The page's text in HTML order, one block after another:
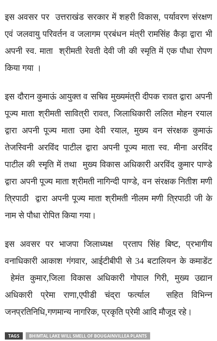
इस अवसर पर उत्तराखंड सरकार में शहरी विकास, पर्यावरण संरक्षण
एवं जलवायु परिवर्तन व जलागम प्रबंधन मंत्री रामसिंह कैड़ा द्वारा भी
अपनी स्व. माता श्रीमती रेवती देवी जी की स्मृति में एक पौधा रोपण
किया गया ।
इस दौरान कुमाऊं आयुक्त व सचिव मुख्यमंत्री दीपक रावत द्वारा अपनी
पूज्य माता श्रीमती सावित्री रावत, जिलाधिकारी ललित मोहन रयाल
द्वारा अपनी पूज्य माता उमा देवी रयाल, मुख्य वन संरक्षक कुमाऊं
तेजस्विनी अरविंद पाटील द्वारा अपनी पूज्य माता स्व. मीना अरविंद
पाटील की स्मृति में तथा मुख्य विकास अधिकारी अरविंद कुमार पाण्डे
द्वारा अपनी पूज्य माता श्रीमती नागिन्दी पाण्डे, वन संरक्षक नितीश मणी
त्रिपाठी द्वारा अपनी पूज्य माता श्रीमती नीलम मणी त्रिपाठी जी के
नाम से पौधा रोपित किया गया।
इस अवसर पर भाजपा जिलाध्यक्ष प्रताप सिंह बिष्ट, प्रभागीय
वनाधिकारी आकाश गंगवार, आईटीबीपी से 34 बटालियन के कमाडेंट
हेमंत कुमार,जिला विकास अधिकारी गोपाल गिरी, मुख्य उद्यान
अधिकारी प्रेमा राणा,एपीडी चंद्रा फर्त्याल सहित विभिन्न
जनप्रतिनिधि,गणमान्य नागरिक, प्रकृति प्रेमी आदि मौजूद रहे।
TAGS BHIMTAL LAKE WILL SMELL OF BOUGAINVILLEA PLANTS